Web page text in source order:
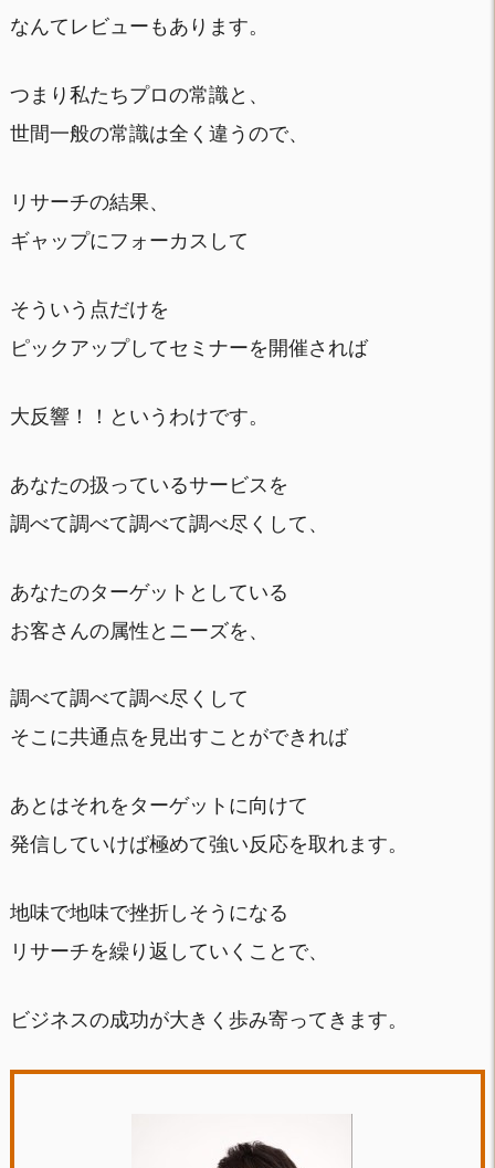
なんてレビューもあります。
つまり私たちプロの常識と、
世間一般の常識は全く違うので、
リサーチの結果、
ギャップにフォーカスして
そういう点だけを
ピックアップしてセミナーを開催されば
大反響！！というわけです。
あなたの扱っているサービスを
調べて調べて調べて調べ尽くして、
あなたのターゲットとしている
お客さんの属性とニーズを、
調べて調べて調べ尽くして
そこに共通点を見出すことができれば
あとはそれをターゲットに向けて
発信していけば極めて強い反応を取れます。
地味で地味で挫折しそうになる
リサーチを繰り返していくことで、
ビジネスの成功が大きく歩み寄ってきます。